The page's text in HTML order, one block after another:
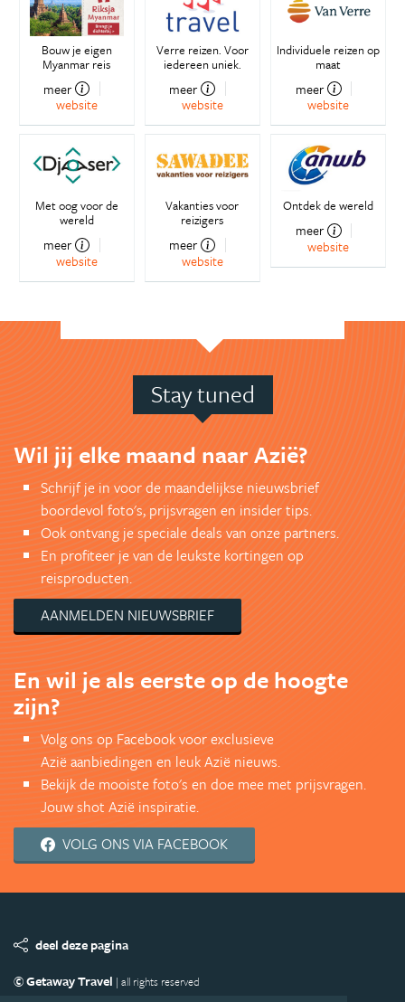
Bouw je eigen
Myanmar reis
meer
website
Verre reizen. Voor
iedereen uniek.
meer
website
Individuele reizen op
maat
meer
website
Met oog voor de
wereld
meer
website
Vakanties voor
reizigers
meer
website
Ontdek de wereld
meer
website
Stay tuned
Wil jij elke maand naar Azië?
Schrijf je in voor de maandelijkse nieuwsbrief
boordevol foto's, prijsvragen en insider tips.
Ook ontvang je speciale deals van onze partners.
En profiteer je van de leukste kortingen op
reisproducten.
AANMELDEN NIEUWSBRIEF
En wil je als eerste op de hoogte
zijn?
Volg ons op Facebook voor exclusieve
Azië aanbiedingen en leuk Azië nieuws.
Bekijk de mooiste foto's en doe mee met prijsvragen.
Jouw shot Azië inspiratie.
VOLG ONS VIA FACEBOOK
deel deze pagina
© Getaway Travel | all rights reserved